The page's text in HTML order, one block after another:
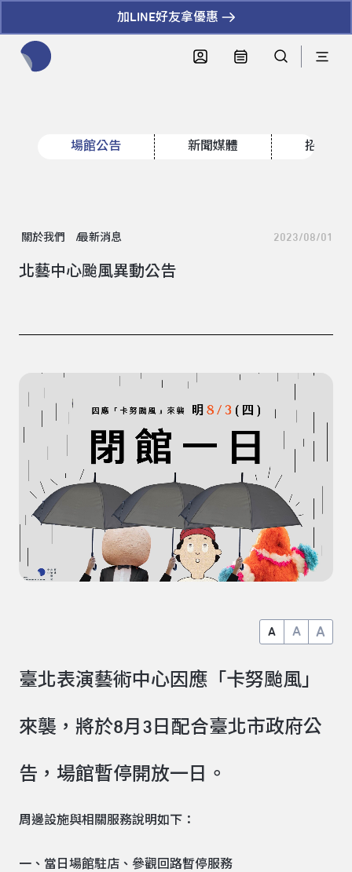
加LINE好友拿優惠
場館公告 新聞媒體 招標資
關於我們 最新消息 2023/08/01
北藝中心颱風異動公告
A A A
臺北表演藝術中心因應「卡努颱風」
來襲，將於8月3日配合臺北市政府公
告，場館暫停開放一日。
周邊設施與相關服務說明如下：
一、當日場館駐店、參觀回路暫停服務